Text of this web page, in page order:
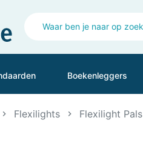
Boekenleggers
Flexilights Flexilight Pals